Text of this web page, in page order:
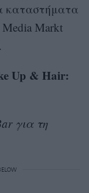
καταστήματα
Markt
Up & Hair:
για τη